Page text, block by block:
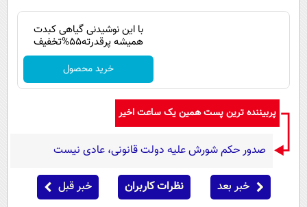
با این نوشیدنی گیاهی کبدت
همیشه پرقدرته55%تخفیف
خرید محصول
پربیننده ترین پست همین یک ساعت اخیر
صدور حکم شورش علیه دولت قانونی، عادی نیست
خبر بعد نظرات کاربران خبر قبل